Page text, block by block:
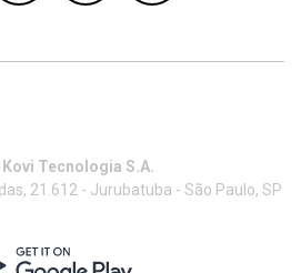
Tecnologia S.A.
21.612 - Jurubatuba - São Paulo, SP